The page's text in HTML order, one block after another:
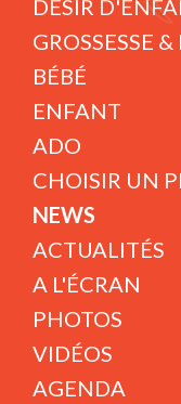
DÉSIR
GROSSESSE
BÉBÉ
ENFANT
ADO
CHOISIR UN
NEWS
ACTUALITÉS
A L'ÉCRAN
PHOTOS
VIDÉOS
AGENDA